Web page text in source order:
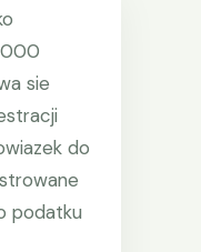
sie
do
podatku